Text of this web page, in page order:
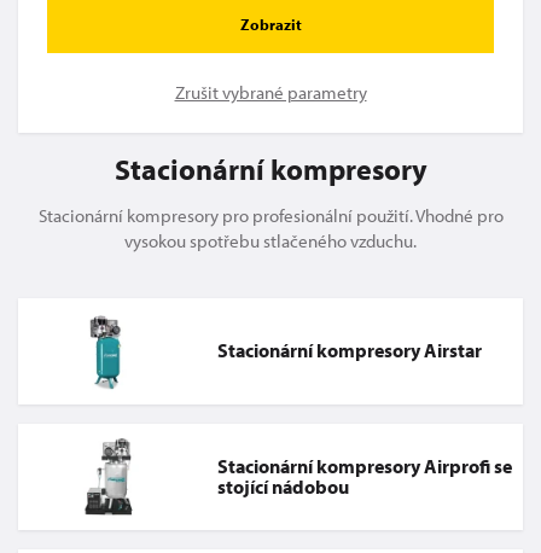
Zobrazit
Zrušit vybrané parametry
Stacionární kompresory
Stacionární kompresory pro profesionální použití. Vhodné pro
vysokou spotřebu stlačeného vzduchu.
Stacionární kompresory Airstar
Stacionární kompresory Airprofi se
stojící nádobou